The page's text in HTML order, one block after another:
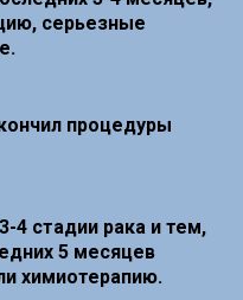
серьезные
процедуры
4 стадии рака и тем,
5 месяцев
химиотерапию.